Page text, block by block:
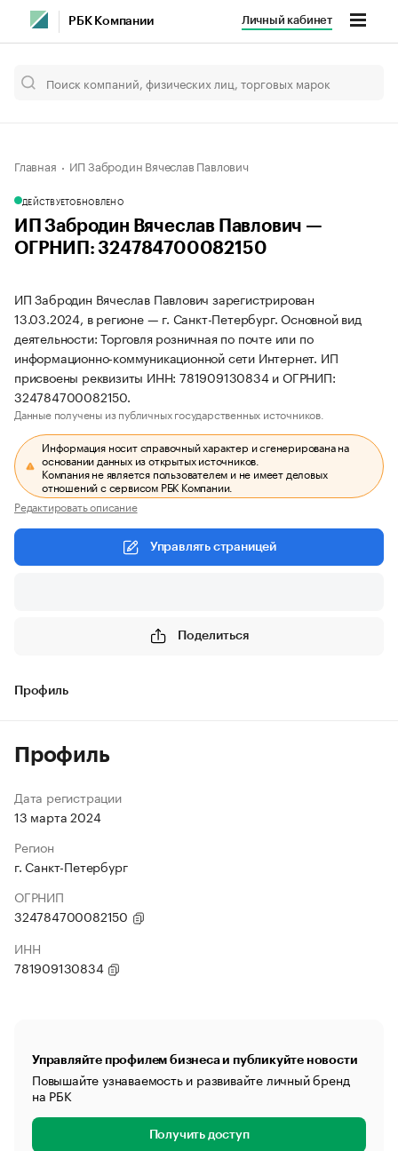
РБК Компании Личный кабинет
Главная ИП Забродин Вячеслав Павлович
ДЕЙСТВУЕТОБНОВЛЕНО
ИП Забродин Вячеслав Павлович —
ОГРНИП: 324784700082150
ИП Забродин Вячеслав Павлович зарегистрирован
13.03.2024, в регионе — г. Санкт-Петербург. Основной вид
деятельности: Торговля розничная по почте или по
информационно-коммуникационной сети Интернет. ИП
присвоены реквизиты ИНН: 781909130834 и ОГРНИП:
324784700082150.
Данные получены из публичных государственных источников.
Информация носит справочный характер и сгенерирована на
основании данных из открытых источников.
Компания не является пользователем и не имеет деловых
отношений с сервисом РБК Компании.
Редактировать описание
Управлять страницей
Поделиться
Профиль
Профиль
Дата регистрации
13 марта 2024
Регион
г. Санкт-Петербург
ОГРНИП
324784700082150
ИНН
781909130834
Управляйте профилем бизнеса и публикуйте новости
Повышайте узнаваемость и развивайте личный бренд
на РБК
Получить доступ